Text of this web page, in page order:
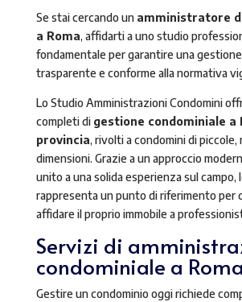
Se stai cercando un amministratore
a Roma, affidarti a uno studio
fondamentale per garantire una
trasparente e conforme alla normativa
Lo Studio Amministrazioni Condomini
completi di gestione condominiale a
provincia, rivolti a condomini di piccole,
dimensioni. Grazie a un approccio
unito a una solida esperienza sul campo,
rappresenta un punto di riferimento per
affidare il proprio immobile a
Servizi di
condominiale a Roma
Gestire un condominio oggi richiede